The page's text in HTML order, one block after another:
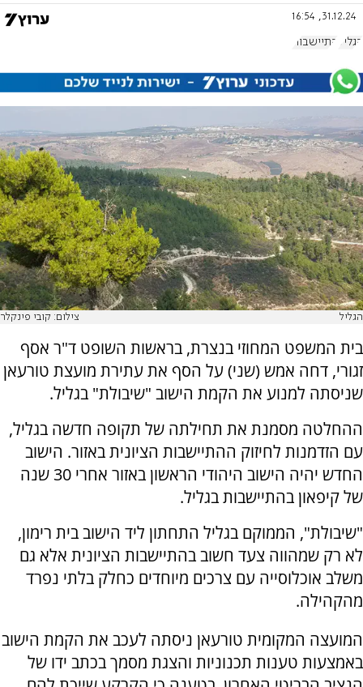
31.12.24, 16:54
הגליל התיישבות
הגליל צילום: קובי פינקלר
בית המשפט המחוזי בנצרת, בראשות השופט ד"ר אסף
זגורי, דחה אמש (שני) על הסף את עתירת מועצת טורעאן
שניסתה למנוע את הקמת הישוב "שיבולת" בגליל.
ההחלטה מסמנת את תחילתה של תקופה חדשה בגליל,
עם הזדמנות לחיזוק ההתיישבות הציונית באזור. הישוב
החדש יהיה הישוב היהודי הראשון באזור אחרי 30 שנה
של קיפאון בהתיישבות בגליל.
"שיבולת", הממוקם בגליל התחתון ליד הישוב בית רימון,
לא רק שמהווה צעד חשוב בהתיישבות הציונית אלא גם
משלב אוכלוסייה עם צרכים מיוחדים כחלק בלתי נפרד
מהקהילה.
המועצה המקומית טורעאן ניסתה לעכב את הקמת הישוב
באמצעות טענות תכנוניות והצגת מסמך בכתב ידו של